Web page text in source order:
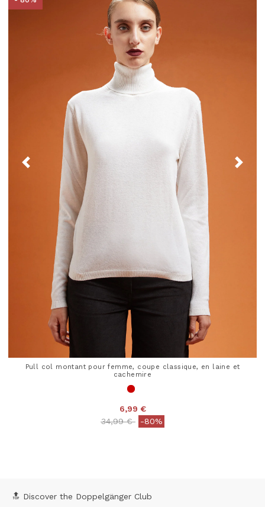
Pull col montant pour femme, coupe classique, en laine et
cachemire
6,99 €
Price reduced from
34,99 €to-80%
🔝 Discover the Doppelgänger Club